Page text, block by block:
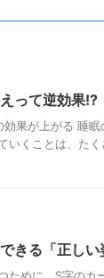
って逆効果!?
果が上がる 睡
いくことは、た
きる「正し